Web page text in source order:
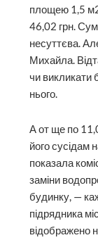
площею 1,5
46,02 грн.
несуттєва.
Михайла.
чи викликати
нього.
А от ще по
його сусідам
показала
заміни
будинку, —
підрядника
відображено